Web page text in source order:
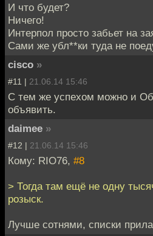
И что будет?
Ничего!
Интерпол просто забьет на
Сами же убл**ки туда не
cisco »
#11 | 21.06.14 15:46
С тем же успехом можно и
объявить.
daimee »
#12 | 21.06.14 15:46
Кому: RIO76, #8
> Тогда там ещё не одну
розыск.
Лучше сотнями, списки